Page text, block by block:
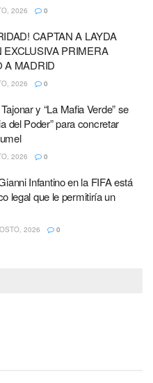
2026 0
CAPTAN A LAYDA
PRIMERA
A MADRID
2026 0
y “La Mafia Verde” se
del Poder” para concretar
2026 0
Infantino en la FIFA está
legal que le permitiría un
2026 0